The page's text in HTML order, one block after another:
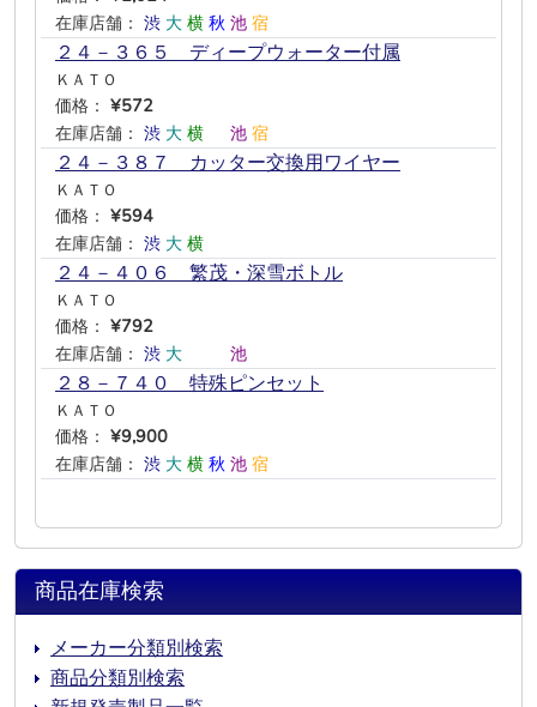
在庫店舗： 渋 大 横 秋 池 宿
２４－３６５ ディープウォーター付属
ＫＡＴＯ
価格： ¥572
在庫店舗： 渋 大 横 池 宿
２４－３８７ カッター交換用ワイヤー
ＫＡＴＯ
価格： ¥594
在庫店舗： 渋 大 横
２４－４０６ 繁茂・深雪ボトル
ＫＡＴＯ
価格： ¥792
在庫店舗： 渋 大 池
２８－７４０ 特殊ピンセット
ＫＡＴＯ
価格： ¥9,900
在庫店舗： 渋 大 横 秋 池 宿
商品在庫検索
メーカー分類別検索
商品分類別検索